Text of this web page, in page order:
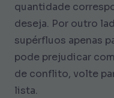
quantidade
deseja. Por outro
supérfluos apenas
pode prejudicar
de conflito, volte
lista.